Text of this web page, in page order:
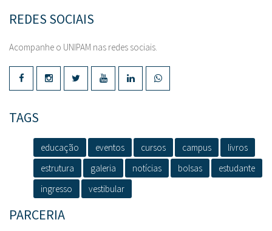
REDES SOCIAIS
Acompanhe o UNIPAM nas redes sociais.
TAGS
educação eventos cursos campus
livros
estrutura
galeria notícias bolsas
estudante
ingresso
vestibular
PARCERIA